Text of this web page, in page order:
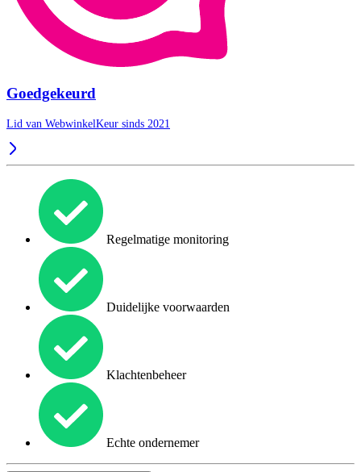
Goedgekeurd
Lid van WebwinkelKeur sinds 2021
Regelmatige monitoring
Duidelijke voorwaarden
Klachtenbeheer
Echte ondernemer